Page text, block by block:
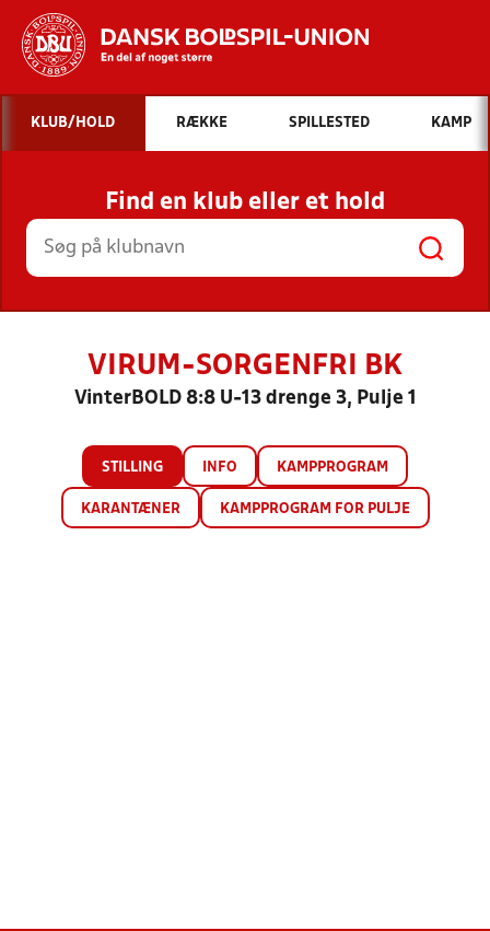
Hvad vil du søge efter?
INDHOLD OG NYHEDER
STILLINGER, RESULTATER, KLUBBER OG
HOLD
KLUB/HOLD RÆKKE SPILLESTED KAMP
Find en klub eller et hold
VIRUM-SORGENFRI BK
VinterBOLD 8:8 U-13 drenge 3, Pulje 1
STILLING INFO KAMPPROGRAM
KARANTÆNER KAMPPROGRAM FOR PULJE